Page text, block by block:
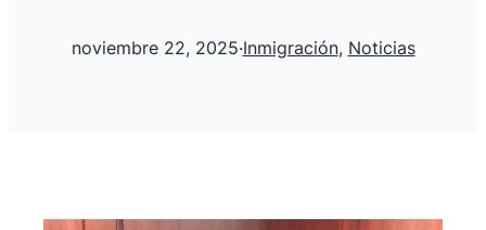
noviembre 22, 2025·Inmigración, Noticias